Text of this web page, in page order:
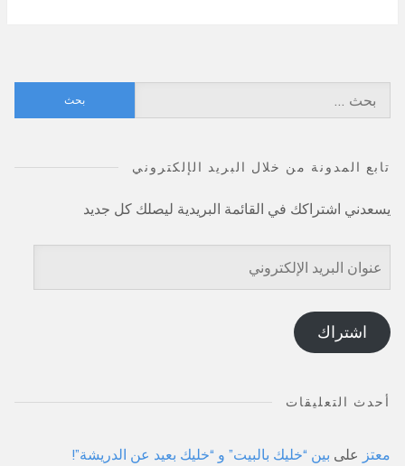
عن:
تابع المدونة من خلال البريد الإلكتروني
يسعدني اشتراكك في القائمة البريدية ليصلك كل جديد
عنوان
البريد
الإلكتروني
اشتراك
أحدث التعليقات
معتز على بين “خليك بالبيت” و “خليك بعيد عن الدريشة”!